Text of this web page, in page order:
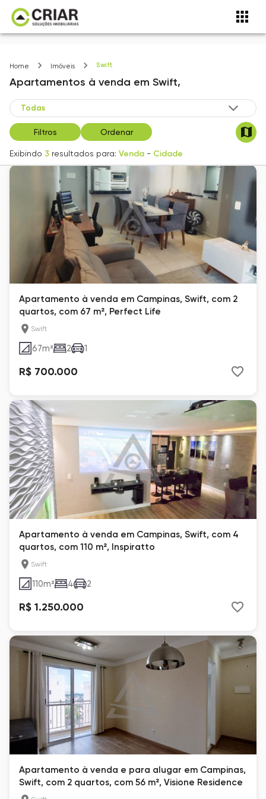
Home Imóveis Swift
Apartamentos à venda em Swift,
Filtros Ordenar
Exibindo 3 resultados para: Venda - Cidade
Apartamento à venda em Campinas, Swift, com 2
quartos, com 67 m², Perfect Life
Swift
67m² 2 1
R$ 700.000
Apartamento à venda em Campinas, Swift, com 4
quartos, com 110 m², Inspiratto
Swift
110m² 4 2
R$ 1.250.000
Apartamento à venda e para alugar em Campinas,
Swift, com 2 quartos, com 56 m², Visione Residence